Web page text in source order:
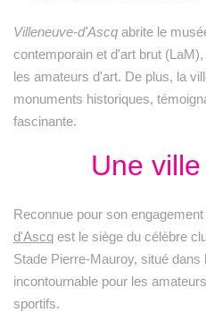
Villeneuve-d'Ascq abrite le
contemporain et d'art brut
les amateurs d'art. De plus, la
monuments historiques,
fascinante.
Une
Reconnue pour son
d'Ascq est le siège du célèbre
Stade Pierre-Mauroy, situé dans
incontournable pour les
sportifs.